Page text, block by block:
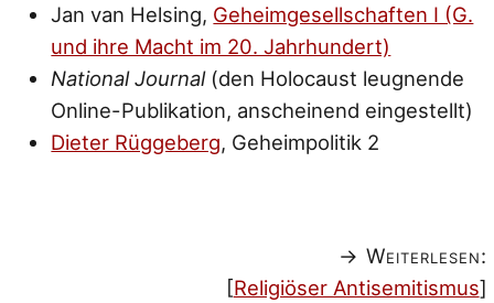
Jan van Helsing, Geheimgesellschaften I (G.
und ihre Macht im 20. Jahrhundert)
National Journal(den Holocaust leugnende
Online-Publikation, anscheinend eingestellt)
Dieter Rüggeberg, Geheimpolitik 2
→ Weiterlesen:
[Religiöser Antisemitismus]